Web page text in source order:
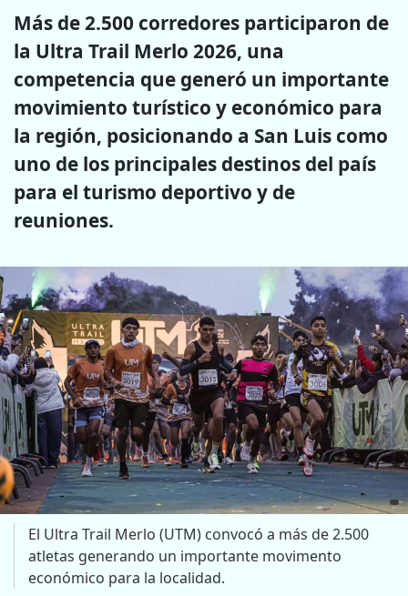
Más de 2.500 corredores participaron de
la Ultra Trail Merlo 2026, una
competencia que generó un importante
movimiento turístico y económico para
la región, posicionando a San Luis como
uno de los principales destinos del país
para el turismo deportivo y de
reuniones.
El Ultra Trail Merlo (UTM) convocó a más de 2.500
atletas generando un importante movimento
económico para la localidad.